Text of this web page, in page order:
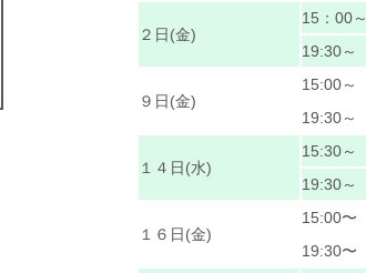
２日(金)
15：00～
19:30～
９日(金)
15:00～
19:30～
１４日(水)
15:30～
19:30～
１６日(金)
15:00〜
19:30〜